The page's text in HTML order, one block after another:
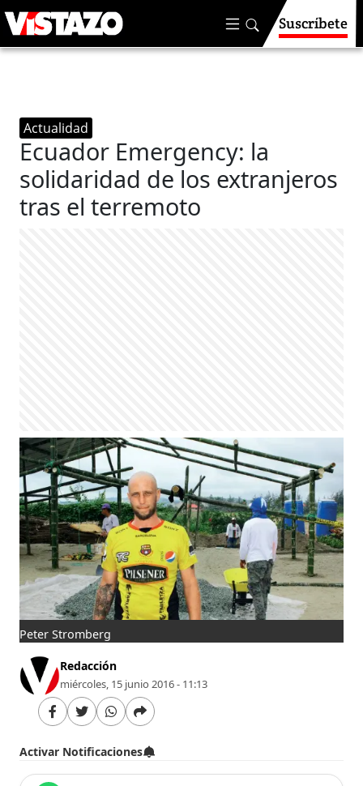
Suscríbete
Actualidad
Ecuador Emergency: la
solidaridad de los extranjeros
tras el terremoto
Peter Stromberg
Redacción
miércoles, 15 junio 2016 - 11:13
Activar Notificaciones